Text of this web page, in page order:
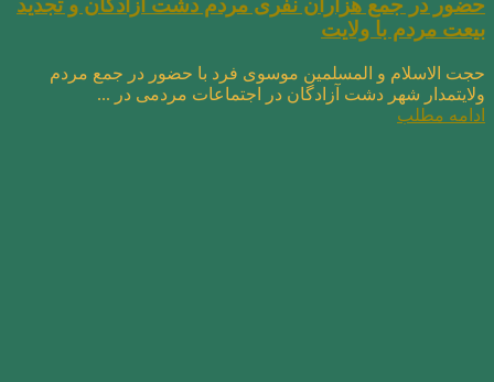
حضور در جمع هزاران نفری مردم دشت آزادگان و تجدید
بیعت مردم با ولایت
حجت الاسلام و المسلمین موسوی فرد با حضور در جمع مردم
ولایتمدار شهر دشت آزادگان در اجتماعات مردمی در ...
ادامه مطلب